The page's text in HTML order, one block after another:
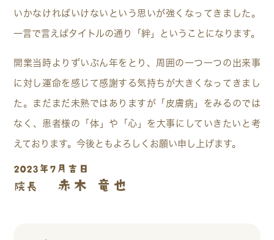
いかなければいけないという思いが強くなってきました。
一言で言えばタイトルの通り「絆」ということになります。
開業当時よりずいぶん年をとり、周囲の一つ一つの出来事
に対し運命を感じて感謝する気持ちが大きくなってきまし
た。まだまだ未熟ではありますが「皮膚病」をみるのでは
なく、患者様の「体」や「心」を大事にしていきたいと考
えております。今後ともよろしくお願い申し上げます。
2023年7月吉日
院長 赤木 竜也